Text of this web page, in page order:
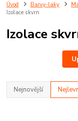
Úvod Barvy-laky
Izolace skvrn
Izolace
Nejnovější